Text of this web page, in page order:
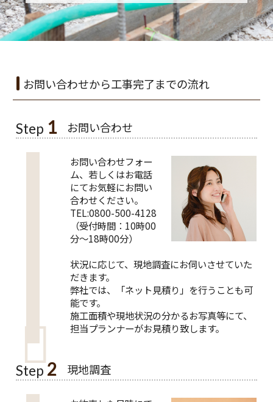
お問い合わせから工事完了までの流れ
Step 1 お問い合わせ
お問い合わせフォー
ム、若しくはお電話
にてお気軽にお問い
合わせください。
TEL:0800-500-4128
（受付時間：10時00
分～18時00分）
状況に応じて、現地調査にお伺いさせていた
だきます。
弊社では、「ネット見積り」を行うことも可
能です。
施工面積や現地状況の分かるお写真等にて、
担当プランナーがお見積り致します。
Step 2 現地調査